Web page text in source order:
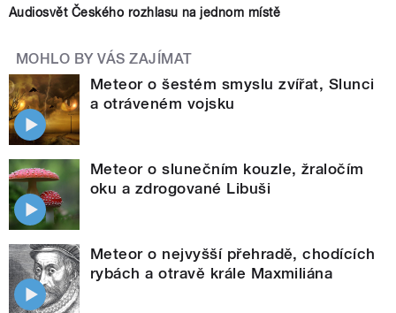
Audiosvět Českého rozhlasu na jednom místě
MOHLO BY VÁS ZAJÍMAT
Meteor o šestém smyslu zvířat, Slunci
a otráveném vojsku
Meteor o slunečním kouzle, žraločím
oku a zdrogované Libuši
Meteor o nejvyšší přehradě, chodících
rybách a otravě krále Maxmiliána